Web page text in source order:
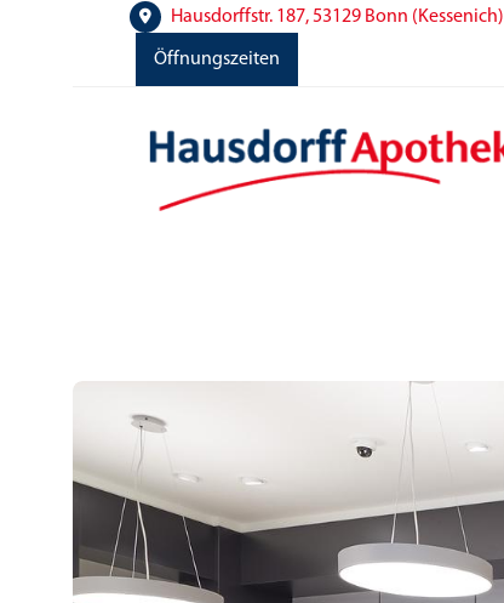
Hausdorffstr. 187, 53129 Bonn (Kessenich)
Öffnungszeiten